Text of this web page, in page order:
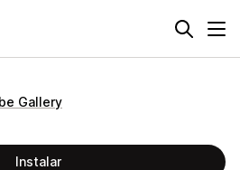
Gallery
Instalar